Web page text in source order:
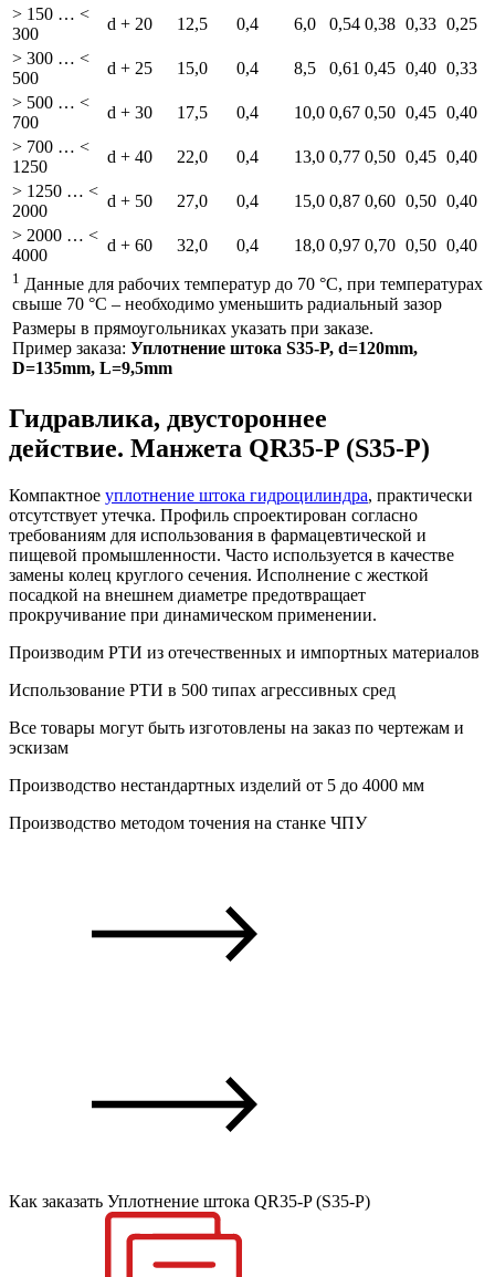
> 150 … <
300
d + 20 12,5 0,4 6,0 0,54 0,38 0,33 0,25
> 300 … <
500
d + 25 15,0 0,4 8,5 0,61 0,45 0,40 0,33
> 500 … <
700
d + 30 17,5 0,4 10,0 0,67 0,50 0,45 0,40
> 700 … <
1250
d + 40 22,0 0,4 13,0 0,77 0,50 0,45 0,40
> 1250 … <
2000
d + 50 27,0 0,4 15,0 0,87 0,60 0,50 0,40
> 2000 … <
4000
d + 60 32,0 0,4 18,0 0,97 0,70 0,50 0,40
1 Данные для рабочих температур до 70 °C, при температурах
свыше 70 °C – необходимо уменьшить радиальный зазор
Размеры в прямоугольниках указать при заказе.
Пример заказа: Уплотнение штока S35-P, d=120mm,
D=135mm, L=9,5mm
Гидравлика, двустороннее
действие. Манжета QR35-P (S35-P)
Компактное уплотнение штока гидроцилиндра, практически
отсутствует утечка. Профиль спроектирован согласно
требованиям для использования в фармацевтической и
пищевой промышленности. Часто используется в качестве
замены колец круглого сечения. Исполнение с жесткой
посадкой на внешнем диаметре предотвращает
прокручивание при динамическом применении.
Производим РТИ из отечественных и импортных материалов
Использование РТИ в 500 типах агрессивных сред
Все товары могут быть изготовлены на заказ по чертежам и
эскизам
Производство нестандартных изделий от 5 до 4000 мм
Производство методом точения на станке ЧПУ
Как заказать Уплотнение штока QR35-P (S35-P)